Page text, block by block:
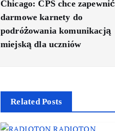
Chicago: CPS chce zapewnić
darmowe karnety do
podróżowania komunikacją
miejską dla uczniów
Related Posts